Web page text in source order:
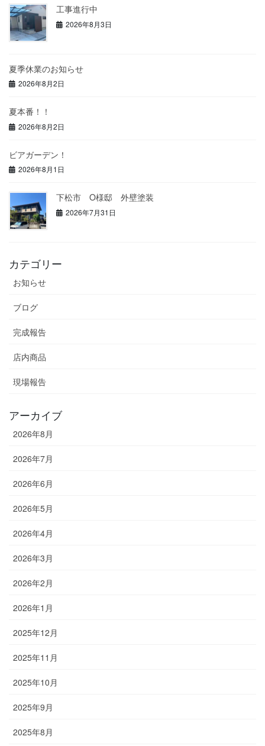
工事進行中
2026年8月3日
夏季休業のお知らせ
2026年8月2日
夏本番！！
2026年8月2日
ビアガーデン！
2026年8月1日
下松市 O様邸 外壁塗装
2026年7月31日
カテゴリー
お知らせ
ブログ
完成報告
店内商品
現場報告
アーカイブ
2026年8月
2026年7月
2026年6月
2026年5月
2026年4月
2026年3月
2026年2月
2026年1月
2025年12月
2025年11月
2025年10月
2025年9月
2025年8月